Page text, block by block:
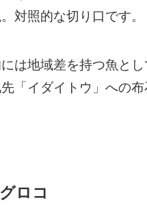
対照的な切り口です。
は地域差を持つ魚と
「イダイトウ」への
ロコ